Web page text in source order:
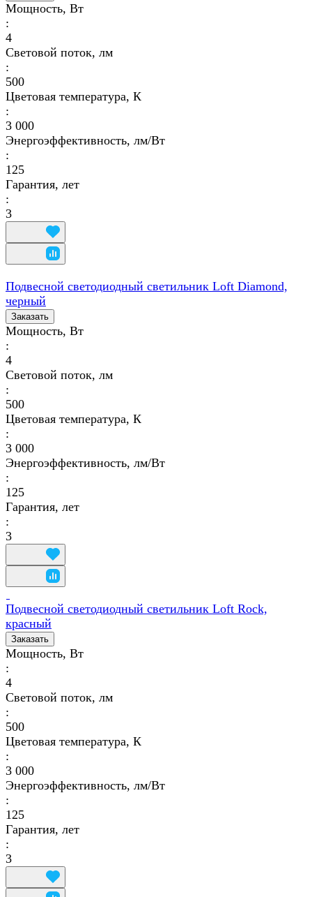
Мощность, Вт
:
4
Световой поток, лм
:
500
Цветовая температура, К
:
3 000
Энергоэффективность, лм/Вт
:
125
Гарантия, лет
:
3
Подвесной светодиодный светильник Loft Diamond,
черный
Заказать
Мощность, Вт
:
4
Световой поток, лм
:
500
Цветовая температура, К
:
3 000
Энергоэффективность, лм/Вт
:
125
Гарантия, лет
:
3
Подвесной светодиодный светильник Loft Rock,
красный
Заказать
Мощность, Вт
:
4
Световой поток, лм
:
500
Цветовая температура, К
:
3 000
Энергоэффективность, лм/Вт
:
125
Гарантия, лет
:
3